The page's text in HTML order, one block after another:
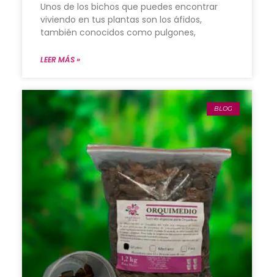
Unos de los bichos que puedes encontrar
viviendo en tus plantas son los áfidos,
también conocidos como pulgones,
LEER MÁS »
BLOG